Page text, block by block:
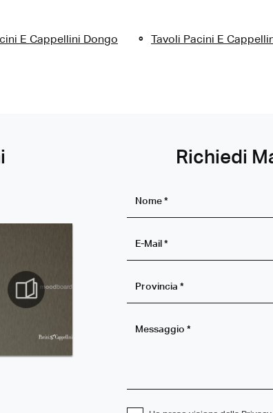
E Cappellini Dongo Tavoli Pacini E
Richiedi